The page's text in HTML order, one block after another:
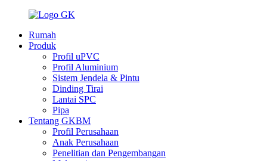
Rumah
Produk
Profil uPVC
Profil Aluminium
Sistem Jendela & Pintu
Dinding Tirai
Lantai SPC
Pipa
Tentang GKBM
Profil Perusahaan
Anak Perusahaan
Penelitian dan Pengembangan